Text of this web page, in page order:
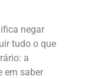
negar
tudo o que
a
em saber